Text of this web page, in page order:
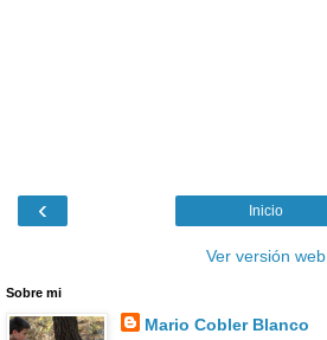
‹ Inicio
Ver versión web
Sobre mi
Mario Cobler Blanco